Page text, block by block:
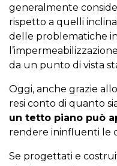
generalmente
rispetto a quelli
delle problematiche
da un punto di vista
Oggi, anche grazie
resi conto di quanto
un tetto piano può
rendere ininfluenti le
Se progettati e